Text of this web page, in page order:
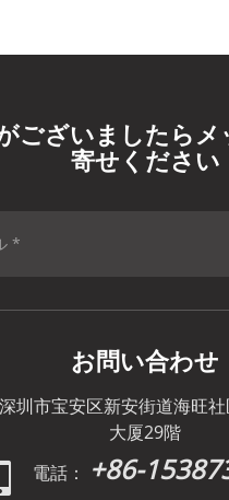
ございましたら
寄せください
お問い合わせ
圳市宝安区新安街道海旺
大厦29階
電話：
+86-